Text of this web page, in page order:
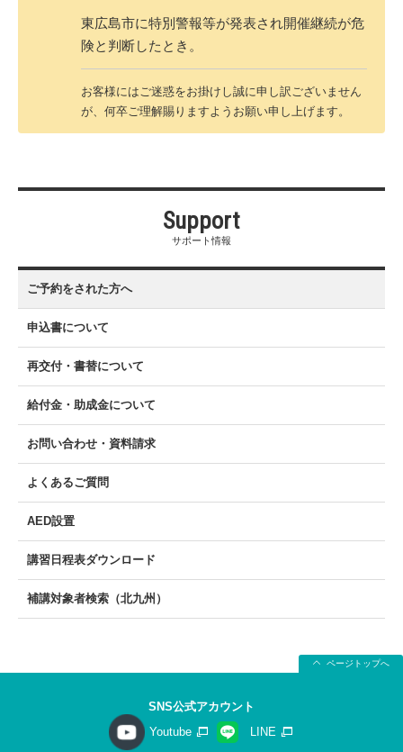
東広島市に特別警報等が発表され開催継続が危
険と判断したとき。
お客様にはご迷惑をお掛けし誠に申し訳ございません
が、何卒ご理解賜りますようお願い申し上げます。
Support
サポート情報
ご予約をされた方へ
申込書について
再交付・書替について
給付金・助成金について
お問い合わせ・資料請求
よくあるご質問
AED設置
講習日程表ダウンロード
補講対象者検索（北九州）
ページトップへ
SNS公式アカウント
Youtube
LINE